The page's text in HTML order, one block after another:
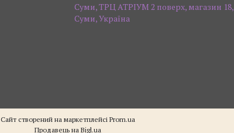
Суми, ТРЦ АТРІУМ 2 поверх, магазин 18,
Суми, Україна
Сайт створений на маркетплейсі Prom.ua
Продавець на Bigl.ua